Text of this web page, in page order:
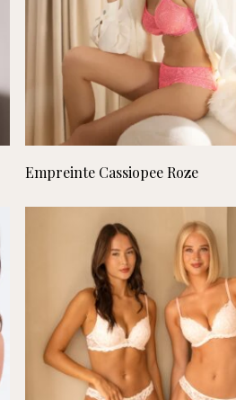
Geen
Lees verder
Empreinte Cassiopee Roze